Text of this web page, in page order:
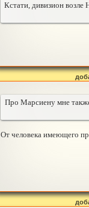
Кстати, дивизион возле
Про Марсиену мне также
От человека имеющего